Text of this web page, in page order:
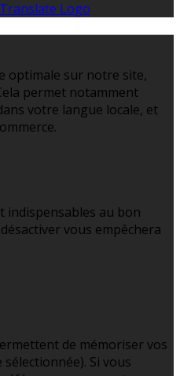
optimale sur notre site,
permet notamment
votre langue locale, et
indispensables au bon
vous empêchera
de mémoriser vos
Si vous